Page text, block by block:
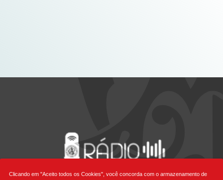
Clicando em "Aceito todos os Cookies", você concorda com o armazenamento de